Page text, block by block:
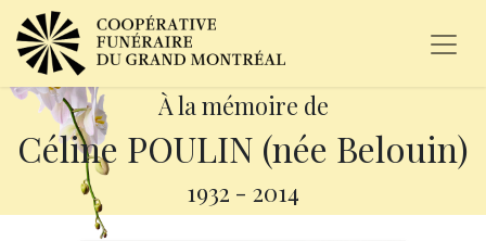
À la mémoire de
Céline POULIN (née Belouin)
1932 - 2014